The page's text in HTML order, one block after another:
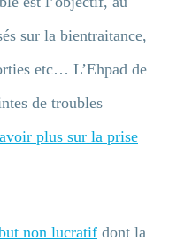
sur la bientraitance,
etc… L’Ehpad de
de troubles
plus sur la prise
non lucratif dont la